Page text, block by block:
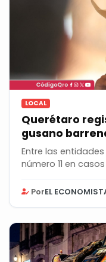
LOCAL
Querétaro
gusano
Entre las
número 11 en
PorEL